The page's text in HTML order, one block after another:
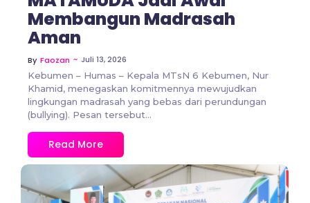
Membangun Madrasah
Aman
By Faozan ~ Juli 13, 2026
Kebumen – Humas – Kepala MTsN 6 Kebumen, Nur
Khamid, menegaskan komitmennya mewujudkan
lingkungan madrasah yang bebas dari perundungan
(bullying). Pesan tersebut...
Read More